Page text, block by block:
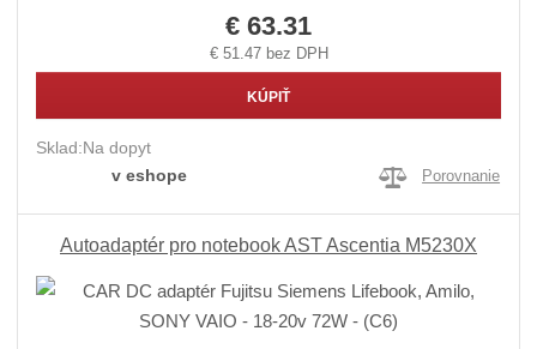
€ 63.31
€ 51.47 bez DPH
KÚPIŤ
Sklad:Na dopyt
v eshope
Porovnanie
Autoadaptér pro notebook AST Ascentia M5230X